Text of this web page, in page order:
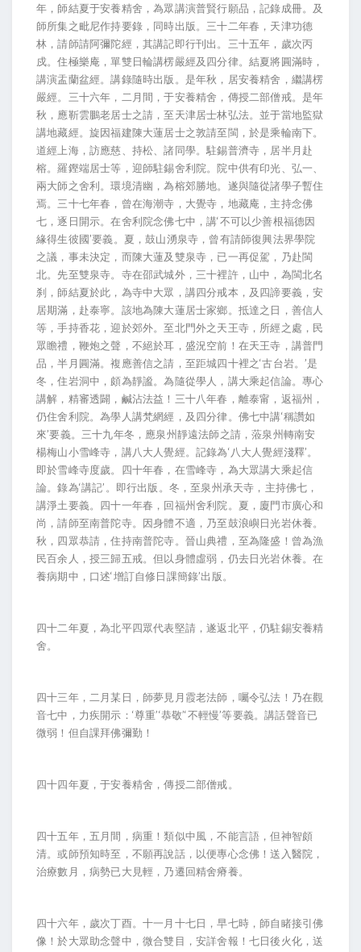
年，師結夏于安養精舍，為眾講演普賢行願品，記錄成冊。及
師所集之毗尼作持要錄，同時出版。三十二年春，天津功德
林，請師請阿彌陀經，其講記即行刊出。三十五年，歲次丙
戍。住極樂庵，單雙日輪講楞嚴經及四分律。結夏將圓滿時，
講演盂蘭盆經。講錄隨時出版。是年秋，居安養精舍，繼講楞
嚴經。三十六年，二月間，于安養精舍，傳授二部僧戒。是年
秋，應靳雲鵬老居士之請，至天津居士林弘法。並于當地監獄
講地藏經。旋因福建陳大蓮居士之敦請至閩，於是乘輪南下。
道經上海，訪應慈、持松、諸同學。駐錫普濟寺，居半月赴
榕。羅鏗端居士等，迎師駐錫舍利院。院中供有印光、弘一、
兩大師之舍利。環境清幽，為榕郊勝地。遂與隨從諸學子暫住
焉。三十七年春，曾在海潮寺，大覺寺，地藏庵，主持念佛
七，逐日開示。在舍利院念佛七中，講‘不可以少善根福德因
緣得生彼國’要義。夏，鼓山湧泉寺，曾有請師復興法界學院
之議，事未決定，而陳大蓮及雙泉寺，已一再促駕，乃赴閩
北。先至雙泉寺。寺在邵武城外，三十裡許，山中，為閩北名
刹，師結夏於此，為寺中大眾，講四分戒本，及四諦要義，安
居期滿，赴泰寧。該地為陳大蓮居士家鄉。抵達之日，善信人
等，手持香花，迎於郊外。至北門外之天王寺，所經之處，民
眾瞻禮，鞭炮之聲，不絕於耳，盛況空前！在天王寺，講普門
品，半月圓滿。複應善信之請，至距城四十裡之‘古台岩。’是
冬，住岩洞中，頗為靜謐。為隨從學人，講大乘起信論。專心
講解，精審透闢，鹹沾法益！三十八年春，離泰甯，返福州，
仍住舍利院。為學人講梵網經，及四分律。佛七中講‘稱讚如
來’要義。三十九年冬，應泉州靜遠法師之請，蒞泉州轉南安
楊梅山小雪峰寺，講八大人覺經。記錄為‘八大人覺經淺釋’。
即於雪峰寺度歲。四十年春，在雪峰寺，為大眾講大乘起信
論。錄為‘講記’。即行出版。冬，至泉州承天寺，主持佛七，
講淨土要義。四十一年春，回福州舍利院。夏，廈門市廣心和
尚，請師至南普陀寺。因身體不適，乃至鼓浪嶼日光岩休養。
秋，四眾恭請，住持南普陀寺。晉山典禮，至為隆盛！曾為漁
民百余人，授三歸五戒。但以身體虛弱，仍去日光岩休養。在
養病期中，口述‘增訂自修日課簡錄’出版。
四十二年夏，為北平四眾代表堅請，遂返北平，仍駐錫安養精
舍。
四十三年，二月某日，師夢見月霞老法師，囑令弘法！乃在觀
音七中，力疾開示：‘尊重’‘恭敬’‘不輕慢’等要義。講話聲音已
微弱！但自課拜佛彌勤！
四十四年夏，于安養精舍，傳授二部僧戒。
四十五年，五月間，病重！類似中風，不能言語，但神智頗
清。或師預知時至，不願再說話，以便專心念佛！送入醫院，
治療數月，病勢已大見輕，乃遷回精舍瘠養。
四十六年，歲次丁酉。十一月十七日，早七時，師自睹接引佛
像！於大眾助念聲中，微合雙目，安詳舍報！七日後火化，送